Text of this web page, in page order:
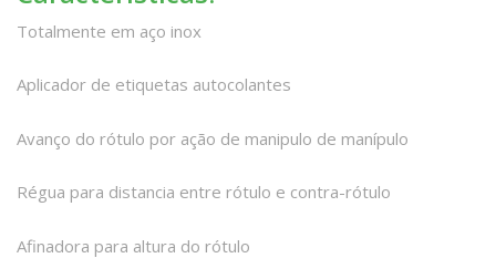
Totalmente em aço inox
Aplicador de etiquetas autocolantes
Avanço do rótulo por ação de manipulo de manípulo
Régua para distancia entre rótulo e contra-rótulo
Afinadora para altura do rótulo